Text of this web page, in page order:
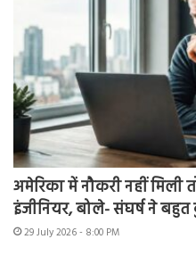
अमेरिका में नौकरी नहीं मिली
इंजीनियर, बोले- संघर्ष ने
29 July 2026 - 8:00 PM